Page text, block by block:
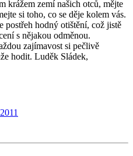
krážem zemí našich otců, mějte
si toho, co se děje kolem vás.
postřeh hodný otištění, což jistě
s nějakou odměnou.
zajímavost si pečlivě
hodit. Luděk Sládek,